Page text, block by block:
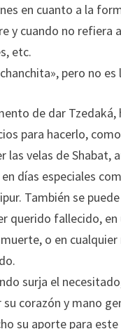
en cuanto a la
y cuando no refiera
etc.
pero no
de dar Tzedaká,
para hacerlo,
las velas de Shabat,
días especiales
También se
querido fallecido, en
o en
surja el
corazón y mano
su aporte para